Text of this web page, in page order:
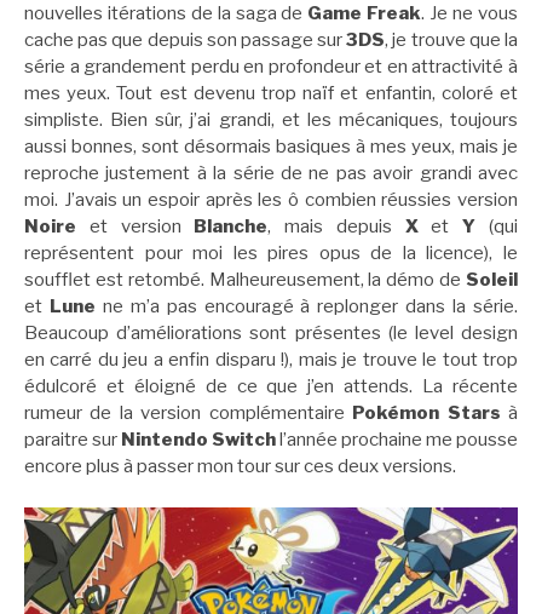
nouvelles itérations de la saga de Game Freak. Je ne vous
cache pas que depuis son passage sur3DS, je trouve que la
série a grandement perdu en profondeur et en attractivité à
mes yeux. Tout est devenu trop naïf et enfantin, coloré et
simpliste. Bien sûr, j’ai grandi, et les mécaniques, toujours
aussi bonnes, sont désormais basiques à mes yeux, mais je
reproche justement à la série de ne pas avoir grandi avec
moi. J’avais un espoir après les ô combien réussies version
Noire et version Blanche, mais depuis XetY(qui
représentent pour moi les pires opus de la licence), le
soufflet est retombé. Malheureusement, la démo de Soleil
et Lune ne m’a pas encouragé à replonger dans la série.
Beaucoup d’améliorations sont présentes (le level design
en carré du jeu a enfin disparu !), mais je trouve le tout trop
édulcoré et éloigné de ce que j’en attends. La récente
rumeur de la version complémentaire Pokémon Stars à
paraitre sur Nintendo Switch l’année prochaine me pousse
encore plus à passer mon tour sur ces deux versions.